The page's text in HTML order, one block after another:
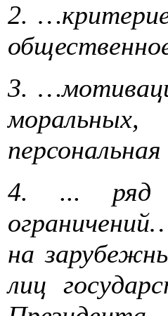
2.
3.
моральных,
4. ... ряд
на
лиц